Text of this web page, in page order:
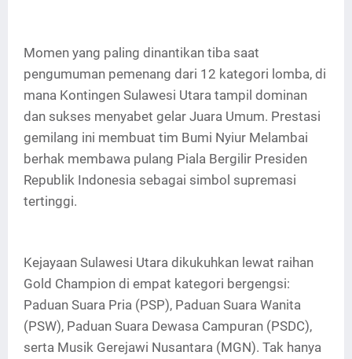
Momen yang paling dinantikan tiba saat
pengumuman pemenang dari 12 kategori lomba, di
mana Kontingen Sulawesi Utara tampil dominan
dan sukses menyabet gelar Juara Umum. Prestasi
gemilang ini membuat tim Bumi Nyiur Melambai
berhak membawa pulang Piala Bergilir Presiden
Republik Indonesia sebagai simbol supremasi
tertinggi.
Kejayaan Sulawesi Utara dikukuhkan lewat raihan
Gold Champion di empat kategori bergengsi:
Paduan Suara Pria (PSP), Paduan Suara Wanita
(PSW), Paduan Suara Dewasa Campuran (PSDC),
serta Musik Gerejawi Nusantara (MGN). Tak hanya